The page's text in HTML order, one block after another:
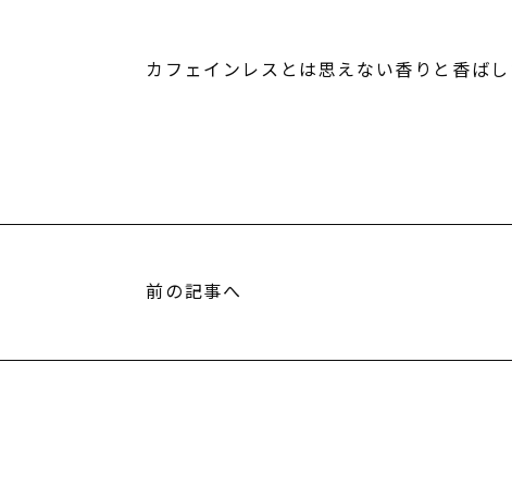
カフェインレスとは思えない香りと香ば
前の記事へ